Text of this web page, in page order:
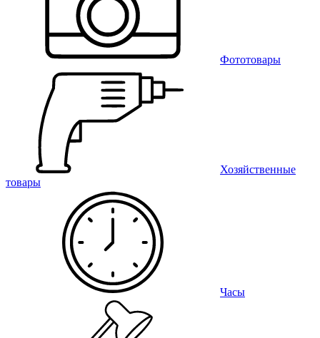
Фототовары
Хозяйственные
товары
Часы